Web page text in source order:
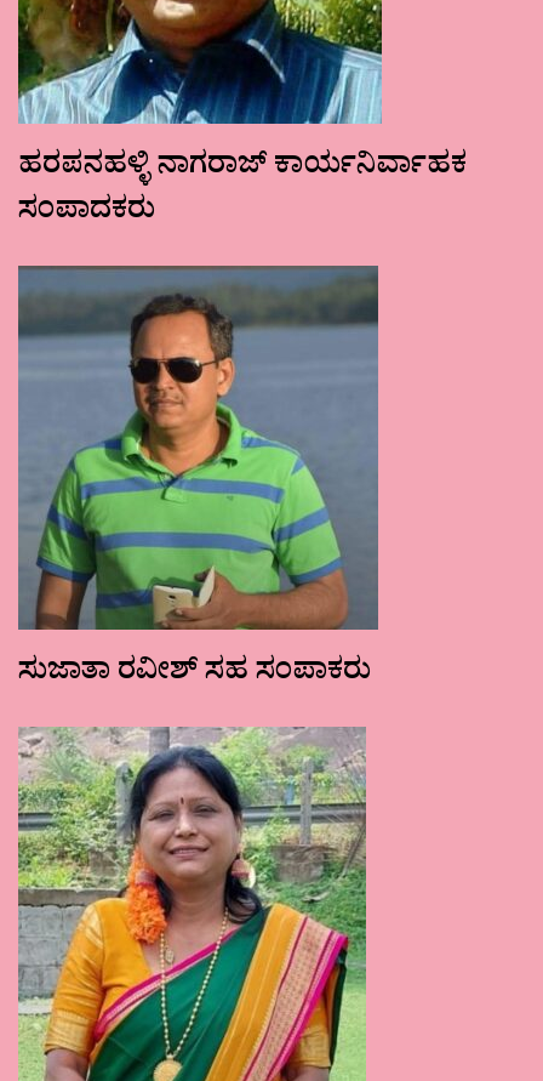
ಹರಪನಹಳ್ಳಿ ನಾಗರಾಜ್ ಕಾರ್ಯನಿರ್ವಾಹಕ
ಸಂಪಾದಕರು
ಸುಜಾತಾ ರವೀಶ್ ಸಹ ಸಂಪಾಕರು